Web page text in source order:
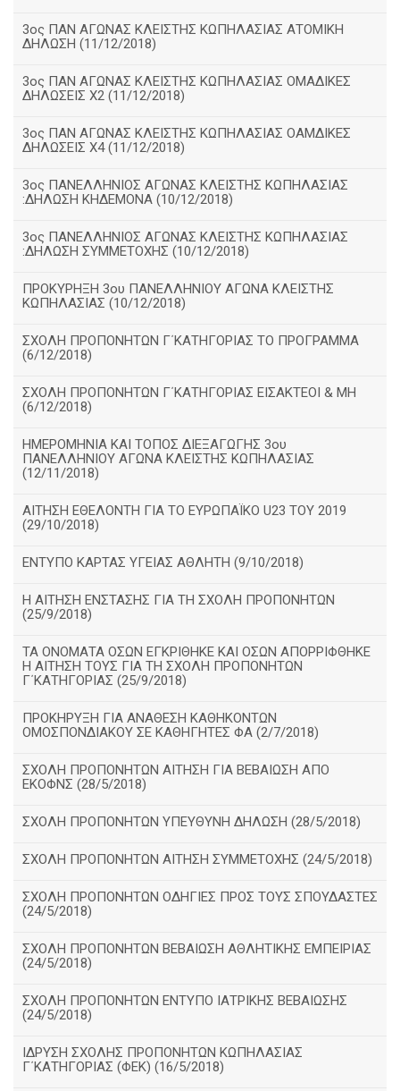
3ος ΠΑΝ ΑΓΩΝΑΣ ΚΛΕΙΣΤΗΣ ΚΩΠΗΛΑΣΙΑΣ ΑΤΟΜΙΚΗ
ΔΗΛΩΣΗ (11/12/2018)
3ος ΠΑΝ ΑΓΩΝΑΣ ΚΛΕΙΣΤΗΣ ΚΩΠΗΛΑΣΙΑΣ ΟΜΑΔΙΚΕΣ
ΔΗΛΩΣΕΙΣ Χ2 (11/12/2018)
3ος ΠΑΝ ΑΓΩΝΑΣ ΚΛΕΙΣΤΗΣ ΚΩΠΗΛΑΣΙΑΣ ΟΑΜΔΙΚΕΣ
ΔΗΛΩΣΕΙΣ Χ4 (11/12/2018)
3ος ΠΑΝΕΛΛΗΝΙΟΣ ΑΓΩΝΑΣ ΚΛΕΙΣΤΗΣ ΚΩΠΗΛΑΣΙΑΣ
:ΔΗΛΩΣΗ ΚΗΔΕΜΟΝΑ (10/12/2018)
3ος ΠΑΝΕΛΛΗΝΙΟΣ ΑΓΩΝΑΣ ΚΛΕΙΣΤΗΣ ΚΩΠΗΛΑΣΙΑΣ
:ΔΗΛΩΣΗ ΣΥΜΜΕΤΟΧΗΣ (10/12/2018)
ΠΡΟΚΥΡΗΞΗ 3ου ΠΑΝΕΛΛΗΝΙΟΥ ΑΓΩΝΑ ΚΛΕΙΣΤΗΣ
ΚΩΠΗΛΑΣΙΑΣ (10/12/2018)
ΣΧΟΛΗ ΠΡΟΠΟΝΗΤΩΝ Γ΄ΚΑΤΗΓΟΡΙΑΣ ΤΟ ΠΡΟΓΡΑΜΜΑ
(6/12/2018)
ΣΧΟΛΗ ΠΡΟΠΟΝΗΤΩΝ Γ΄ΚΑΤΗΓΟΡΙΑΣ ΕΙΣΑΚΤΕΟΙ & ΜΗ
(6/12/2018)
ΗΜΕΡΟΜΗΝΙΑ ΚΑΙ ΤΟΠΟΣ ΔΙΕΞΑΓΩΓΗΣ 3ου
ΠΑΝΕΛΛΗΝΙΟΥ ΑΓΩΝΑ ΚΛΕΙΣΤΗΣ ΚΩΠΗΛΑΣΙΑΣ
(12/11/2018)
ΑΙΤΗΣΗ ΕΘΕΛΟΝΤΗ ΓΙΑ ΤΟ ΕΥΡΩΠΑΪΚΟ U23 ΤΟΥ 2019
(29/10/2018)
ΕΝΤΥΠΟ ΚΑΡΤΑΣ ΥΓΕΙΑΣ ΑΘΛΗΤΗ (9/10/2018)
Η ΑΙΤΗΣΗ ΕΝΣΤΑΣΗΣ ΓΙΑ ΤΗ ΣΧΟΛΗ ΠΡΟΠΟΝΗΤΩΝ
(25/9/2018)
ΤΑ ΟΝΟΜΑΤΑ ΟΣΩΝ ΕΓΚΡΙΘΗΚΕ ΚΑΙ ΟΣΩΝ ΑΠΟΡΡΙΦΘΗΚΕ
Η ΑΙΤΗΣΗ ΤΟΥΣ ΓΙΑ ΤΗ ΣΧΟΛΗ ΠΡΟΠΟΝΗΤΩΝ
Γ΄ΚΑΤΗΓΟΡΙΑΣ (25/9/2018)
ΠΡΟΚΗΡΥΞΗ ΓΙΑ ΑΝΑΘΕΣΗ ΚΑΘΗΚΟΝΤΩΝ
ΟΜΟΣΠΟΝΔΙΑΚΟΥ ΣΕ ΚΑΘΗΓΗΤΕΣ ΦΑ (2/7/2018)
ΣΧΟΛΗ ΠΡΟΠΟΝΗΤΩΝ ΑΙΤΗΣΗ ΓΙΑ ΒΕΒΑΙΩΣΗ ΑΠΟ
ΕΚΟΦΝΣ (28/5/2018)
ΣΧΟΛΗ ΠΡΟΠΟΝΗΤΩΝ ΥΠΕΥΘΥΝΗ ΔΗΛΩΣΗ (28/5/2018)
ΣΧΟΛΗ ΠΡΟΠΟΝΗΤΩΝ ΑΙΤΗΣΗ ΣΥΜΜΕΤΟΧΗΣ (24/5/2018)
ΣΧΟΛΗ ΠΡΟΠΟΝΗΤΩΝ ΟΔΗΓΙΕΣ ΠΡΟΣ ΤΟΥΣ ΣΠΟΥΔΑΣΤΕΣ
(24/5/2018)
ΣΧΟΛΗ ΠΡΟΠΟΝΗΤΩΝ ΒΕΒΑΙΩΣΗ ΑΘΛΗΤΙΚΗΣ ΕΜΠΕΙΡΙΑΣ
(24/5/2018)
ΣΧΟΛΗ ΠΡΟΠΟΝΗΤΩΝ ΕΝΤΥΠΟ ΙΑΤΡΙΚΗΣ ΒΕΒΑΙΩΣΗΣ
(24/5/2018)
ΙΔΡΥΣΗ ΣΧΟΛΗΣ ΠΡΟΠΟΝΗΤΩΝ ΚΩΠΗΛΑΣΙΑΣ
Γ΄ΚΑΤΗΓΟΡΙΑΣ (ΦΕΚ) (16/5/2018)